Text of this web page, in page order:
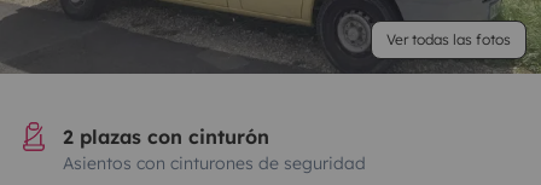
Ver todas las fotos
2 plazas con cinturón
Asientos con cinturones de seguridad